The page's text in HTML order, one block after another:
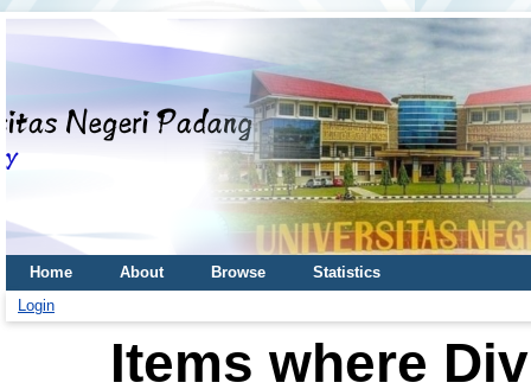
Home About Browse
Statistics
Login
Items where